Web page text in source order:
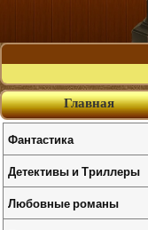
Главная
Фантастика
Детективы и Триллеры
Любовные романы